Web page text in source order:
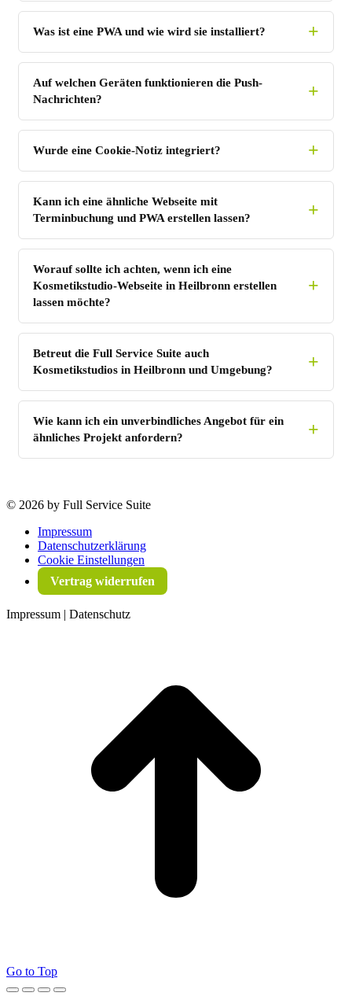
Was ist eine PWA und wie wird sie installiert?
Auf welchen Geräten funktionieren die Push-
Nachrichten?
Wurde eine Cookie-Notiz integriert?
Kann ich eine ähnliche Webseite mit
Terminbuchung und PWA erstellen lassen?
Worauf sollte ich achten, wenn ich eine
Kosmetikstudio-Webseite in Heilbronn erstellen
lassen möchte?
Betreut die Full Service Suite auch
Kosmetikstudios in Heilbronn und Umgebung?
Wie kann ich ein unverbindliches Angebot für ein
ähnliches Projekt anfordern?
© 2026 by Full Service Suite
Impressum
Datenschutzerklärung
Cookie Einstellungen
Vertrag widerrufen
Impressum | Datenschutz
Go to Top